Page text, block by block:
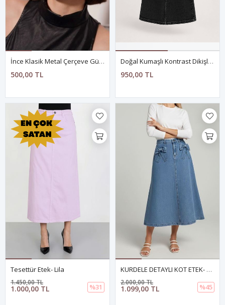
İnce Klasik Metal Çerçeve Güneş Gözlüğü
500,00 TL
Doğal Kumaşlı Kontrast Dikişli Kot Etek ANTRASİT
950,00 TL
Tesettür Etek- Lila
1.000,00 TL
1.450,00 TL
%31
KURDELE DETAYLI KOT ETEK- AÇIK MAVİ
1.099,00 TL
2.000,00 TL
%45